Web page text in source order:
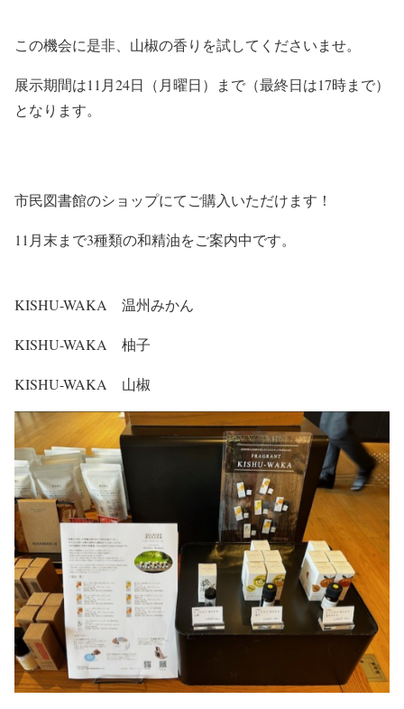
この機会に是非、山椒の香りを試してくださいませ。
展示期間は11月24日（月曜日）まで（最終日は17時まで）
となります。
市民図書館のショップにてご購入いただけます！
11月末まで3種類の和精油をご案内中です。
KISHU-WAKA 温州みかん
KISHU-WAKA 柚子
KISHU-WAKA 山椒